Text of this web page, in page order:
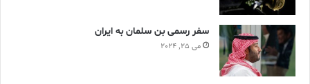
سفر رسمی بن سلمان به ایران
می 25, 2024